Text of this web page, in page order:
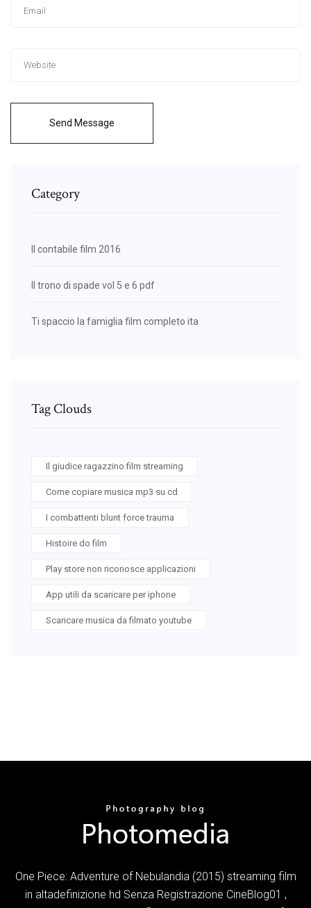
Send Message
Category
Il contabile film 2016
Il trono di spade vol 5 e 6 pdf
Ti spaccio la famiglia film completo ita
Tag Clouds
Il giudice ragazzino film streaming
Come copiare musica mp3 su cd
I combattenti blunt force trauma
Histoire do film
Play store non riconosce applicazioni
App utili da scaricare per iphone
Scaricare musica da filmato youtube
One Piece: Adventure of Nebulandia (2015) streaming film
in altadefinizione hd Senza Registrazione CineBlog01 ,